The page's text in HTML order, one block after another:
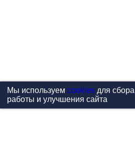
Мы используем cookiesдля сбора
работы и улучшения сайта